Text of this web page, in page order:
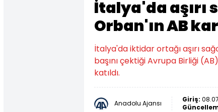
İtalya'da aşırı
Orban'ın AB
İtalya'da iktidar ortağı aşırı
başını çektiği Avrupa Birliği
katıldı.
Anadolu Ajansı Giriş: